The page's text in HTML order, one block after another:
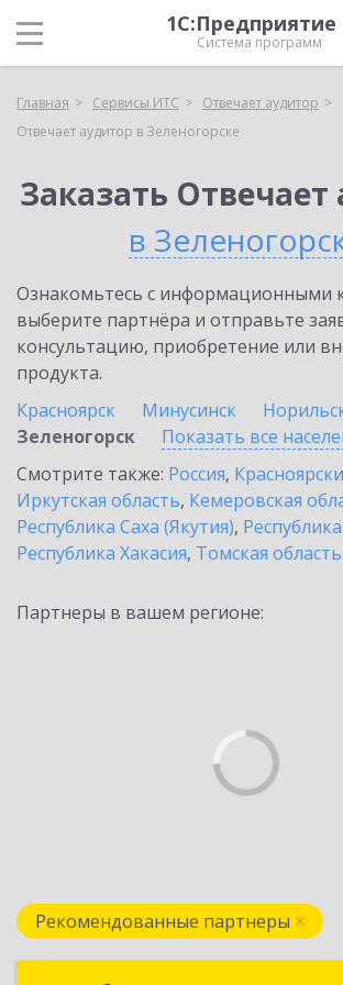
1С:Предприятие
Система программ
Главная Сервисы ИТС
Отвечает аудитор
Отвечает аудитор в Зеленогорске
Заказать Отвечает
в
Ознакомьтесь с информационными
выберите партнёра и отправьте
консультацию, приобретение или
продукта.
Красноярск
Минусинск
Зеленогорск
Показать все
Смотрите также: Россия,
Иркутская область, Кемеровская
Республика Саха (Якутия),
Республика Хакасия, Томская область
Партнеры в вашем регионе:
Рекомендованные партнеры